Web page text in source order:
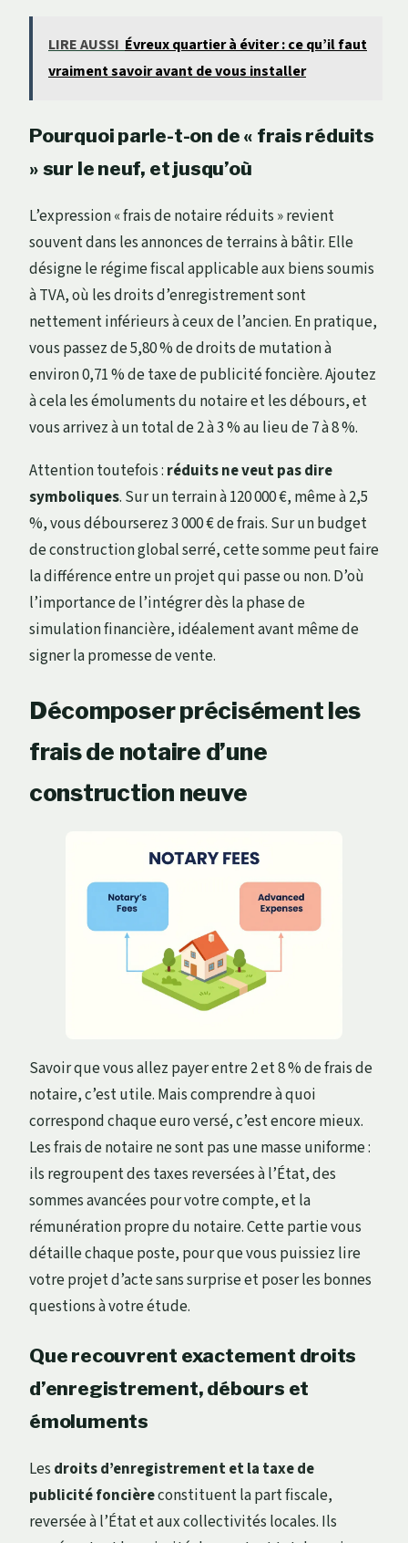
LIRE AUSSI Évreux quartier à éviter : ce qu’il faut
vraiment savoir avant de vous installer
Pourquoi parle-t-on de « frais réduits
» sur le neuf, et jusqu’où
L’expression « frais de notaire réduits » revient
souvent dans les annonces de terrains à bâtir. Elle
désigne le régime fiscal applicable aux biens soumis
à TVA, où les droits d’enregistrement sont
nettement inférieurs à ceux de l’ancien. En pratique,
vous passez de 5,80 % de droits de mutation à
environ 0,71 % de taxe de publicité foncière. Ajoutez
à cela les émoluments du notaire et les débours, et
vous arrivez à un total de 2 à 3 % au lieu de 7 à 8 %.
Attention toutefois : réduits ne veut pas dire
symboliques. Sur un terrain à 120 000 €, même à 2,5
%, vous débourserez 3 000 € de frais. Sur un budget
de construction global serré, cette somme peut faire
la différence entre un projet qui passe ou non. D’où
l’importance de l’intégrer dès la phase de
simulation financière, idéalement avant même de
signer la promesse de vente.
Décomposer précisément les
frais de notaire d’une
construction neuve
Savoir que vous allez payer entre 2 et 8 % de frais de
notaire, c’est utile. Mais comprendre à quoi
correspond chaque euro versé, c’est encore mieux.
Les frais de notaire ne sont pas une masse uniforme :
ils regroupent des taxes reversées à l’État, des
sommes avancées pour votre compte, et la
rémunération propre du notaire. Cette partie vous
détaille chaque poste, pour que vous puissiez lire
votre projet d’acte sans surprise et poser les bonnes
questions à votre étude.
Que recouvrent exactement droits
d’enregistrement, débours et
émoluments
Les droits d’enregistrement et la taxe de
publicité foncièreconstituent la part fiscale,
reversée à l’État et aux collectivités locales. Ils